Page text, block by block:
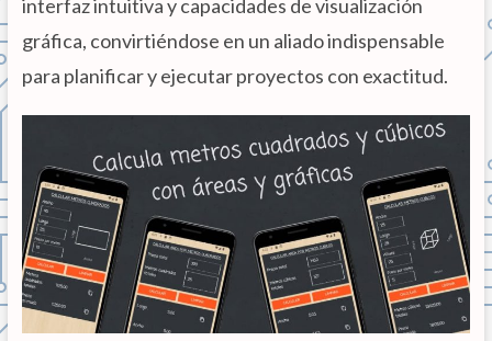
interfaz intuitiva y capacidades de visualización
gráfica, convirtiéndose en un aliado indispensable
para planificar y ejecutar proyectos con exactitud.